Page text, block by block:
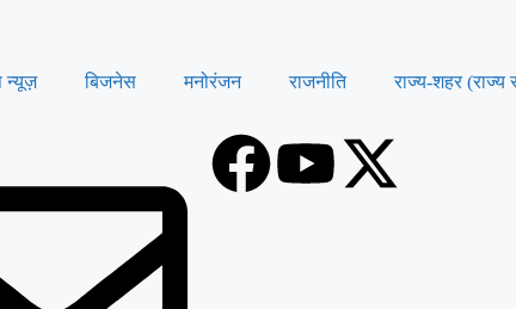
न्यूज़ बिजनेस मनोरंजन राजनीति राज्य‑शहर (राज्य